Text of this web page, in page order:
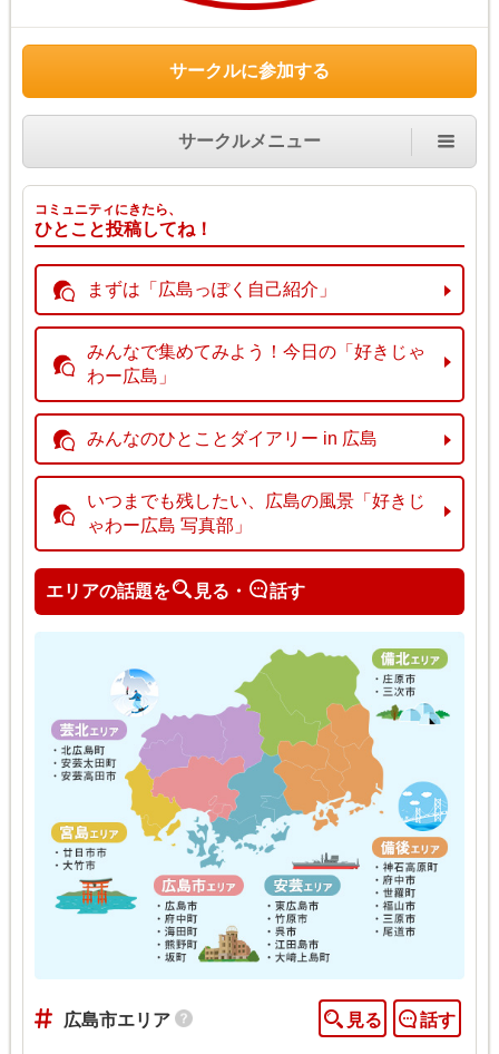
サークルに参加する
サークルメニュー
コミュニティにきたら、
ひとこと投稿してね！
まずは「広島っぽく自己紹介」
みんなで集めてみよう！今日の「好きじゃ
わー広島」
みんなのひとことダイアリー in 広島
いつまでも残したい、広島の風景「好きじ
ゃわー広島 写真部」
エリアの話題を 見る・ 話す
広島市エリア 見る 話す